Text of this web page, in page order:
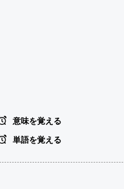
意味を覚える
単語を覚える